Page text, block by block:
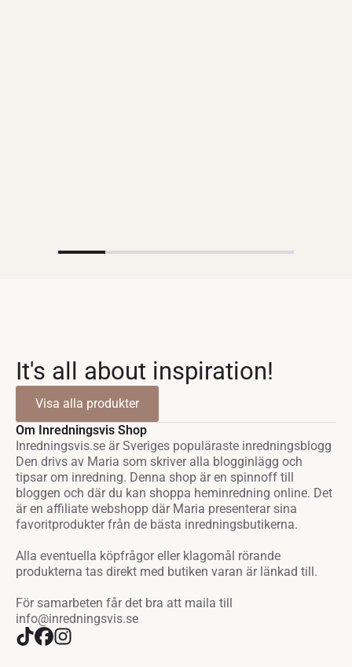
It's all about inspiration!
Visa alla produkter
Om Inredningsvis Shop
Inredningsvis.se är Sveriges populäraste inredningsblogg
Den drivs av Maria som skriver alla blogginlägg och
tipsar om inredning. Denna shop är en spinnoff till
bloggen och där du kan shoppa heminredning online. Det
är en affiliate webshopp där Maria presenterar sina
favoritprodukter från de bästa inredningsbutikerna.
Alla eventuella köpfrågor eller klagomål rörande
produkterna tas direkt med butiken varan är länkad till.
För samarbeten får det bra att maila till
info@inredningsvis.se